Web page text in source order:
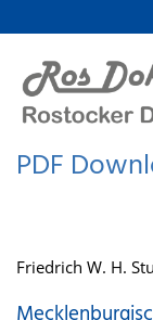
zum Inhalt
PDF
Friedrich W. H.